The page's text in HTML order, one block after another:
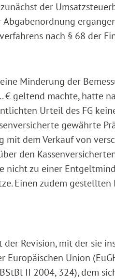
der
nach § 68 der
Minderung der
€ geltend machte, hatte
Urteil des FG
gewährte
mit dem Verkauf von
den
nicht zu einer
Einen zudem gestellten
Revision, mit der sie
Union
II 2004, 324), dem